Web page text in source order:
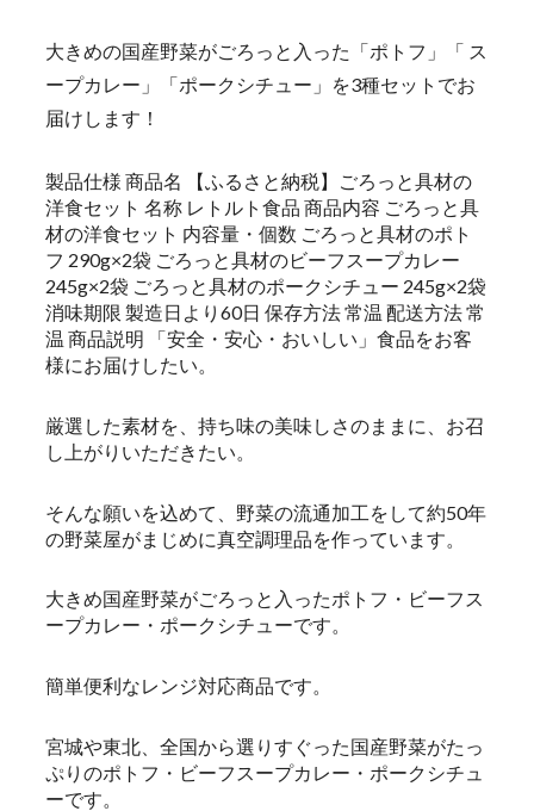
大きめの国産野菜がごろっと入った「ポトフ」「 ス
ープカレー」「ポークシチュー」を3種セットでお
届けします！
製品仕様 商品名 【ふるさと納税】ごろっと具材の
洋食セット 名称 レトルト食品 商品内容 ごろっと具
材の洋食セット 内容量・個数 ごろっと具材のポト
フ 290g×2袋 ごろっと具材のビーフスープカレー
245g×2袋 ごろっと具材のポークシチュー 245g×2袋
消味期限 製造日より60日 保存方法 常温 配送方法 常
温 商品説明 「安全・安心・おいしい」食品をお客
様にお届けしたい。
厳選した素材を、持ち味の美味しさのままに、お召
し上がりいただきたい。
そんな願いを込めて、野菜の流通加工をして約50年
の野菜屋がまじめに真空調理品を作っています。
大きめ国産野菜がごろっと入ったポトフ・ビーフス
ープカレー・ポークシチューです。
簡単便利なレンジ対応商品です。
宮城や東北、全国から選りすぐった国産野菜がたっ
ぷりのポトフ・ビーフスープカレー・ポークシチュ
ーです。